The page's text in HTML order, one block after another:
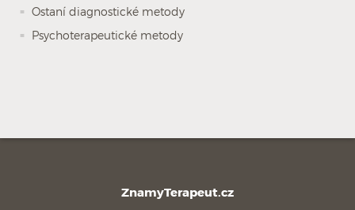
Ostaní diagnostické metody
Psychoterapeutické metody
ZnamyTerapeut.cz